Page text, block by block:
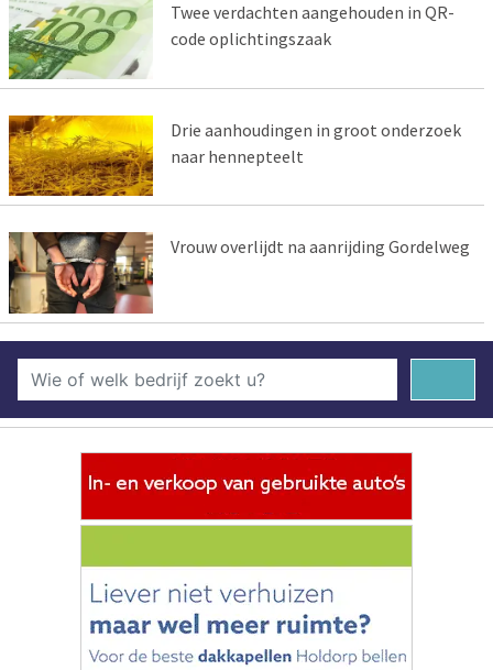
Twee verdachten aangehouden in QR-
code oplichtingszaak
Drie aanhoudingen in groot onderzoek
naar hennepteelt
Vrouw overlijdt na aanrijding Gordelweg